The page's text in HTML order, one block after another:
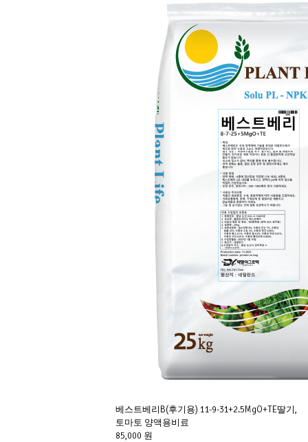
베스트베리B(후기용) 11-9-31+2.5MgO+TE딸기,
토마토 양액용비료
85,000 원